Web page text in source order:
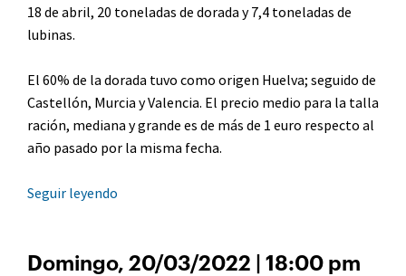
18 de abril, 20 toneladas de dorada y 7,4 toneladas de
lubinas.
El 60% de la dorada tuvo como origen Huelva; seguido de
Castellón, Murcia y Valencia. El precio medio para la talla
ración, mediana y grande es de más de 1 euro respecto al
año pasado por la misma fecha.
Seguir leyendo
Domingo, 20/03/2022 | 18:00 pm